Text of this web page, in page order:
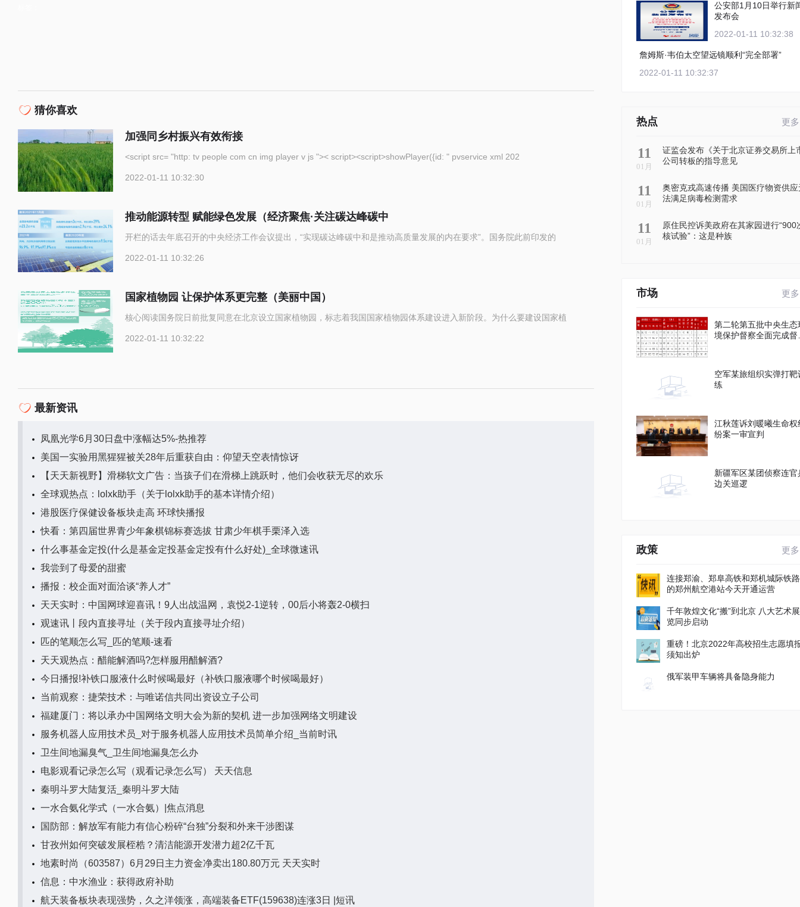
猜你喜欢
加强同乡村振兴有效衔接
<script src= "http: tv people com cn img player v js ">< script><script>showPlayer({id: " pvservice xml 202
2022-01-11 10:32:30
推动能源转型 赋能绿色发展（经济聚焦·关注碳达峰碳中
开栏的话去年底召开的中央经济工作会议提出，“实现碳达峰碳中和是推动高质量发展的内在要求”。国务院此前印发的
2022-01-11 10:32:26
国家植物园 让保护体系更完整（美丽中国）
核心阅读国务院日前批复同意在北京设立国家植物园，标志着我国国家植物园体系建设进入新阶段。为什么要建设国家植
2022-01-11 10:32:22
最新资讯
凤凰光学6月30日盘中涨幅达5%-热推荐
美国一实验用黑猩猩被关28年后重获自由：仰望天空表情惊讶
【天天新视野】滑梯软文广告：当孩子们在滑梯上跳跃时，他们会收获无尽的欢乐
全球观热点：lolxk助手（关于lolxk助手的基本详情介绍）
港股医疗保健设备板块走高 环球快播报
快看：第四届世界青少年象棋锦标赛选拔 甘肃少年棋手栗泽入选
什么事基金定投(什么是基金定投基金定投有什么好处)_全球微速讯
我尝到了母爱的甜蜜
播报：校企面对面洽谈“养人才”
天天实时：中国网球迎喜讯！9人出战温网，袁悦2-1逆转，00后小将轰2-0横扫
观速讯丨段内直接寻址（关于段内直接寻址介绍）
匹的笔顺怎么写_匹的笔顺-速看
天天观热点：醋能解酒吗?怎样服用醋解酒?
今日播报!补铁口服液什么时候喝最好（补铁口服液哪个时候喝最好）
当前观察：捷荣技术：与唯诺信共同出资设立子公司
福建厦门：将以承办中国网络文明大会为新的契机 进一步加强网络文明建设
服务机器人应用技术员_对于服务机器人应用技术员简单介绍_当前时讯
卫生间地漏臭气_卫生间地漏臭怎么办
电影观看记录怎么写（观看记录怎么写） 天天信息
秦明斗罗大陆复活_秦明斗罗大陆
一水合氨化学式（一水合氨）|焦点消息
国防部：解放军有能力有信心粉碎“台独”分裂和外来干涉图谋
甘孜州如何突破发展桎梏？清洁能源开发潜力超2亿千瓦
地素时尚（603587）6月29日主力资金净卖出180.80万元 天天实时
信息：中水渔业：获得政府补助
航天装备板块表现强势，久之洋领涨，高端装备ETF(159638)连涨3日 |短讯
公安部1月10日举行新
发布会
2022-01-11 10:32:38
詹姆斯·韦伯太空望远镜顺利“完全部署”
2022-01-11 10:32:37
热点 更多
11
01月
证监会发布《关于北京证券交易所上
公司转板的指导意见
11
01月
奥密克戎高速传播 美国医疗物资供应
法满足病毒检测需求
11
01月
原住民控诉美政府在其家园进行“900
核试验”：这是种族
市场 更多
第二轮第五批中央生态
境保护督察全面完成督
空军某旅组织实弹打靶
练
江秋莲诉刘暖曦生命权
纷案一审宣判
新疆军区某团侦察连官
边关巡逻
政策 更多
连接郑渝、郑阜高铁和郑机城际铁路
的郑州航空港站今天开通运营
千年敦煌文化“搬”到北京 八大艺术展
览同步启动
重磅！北京2022年高校招生志愿填
须知出炉
俄军装甲车辆将具备隐身能力